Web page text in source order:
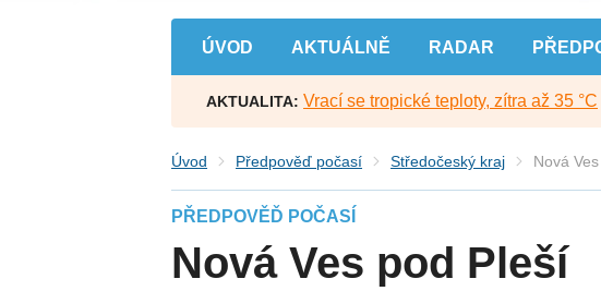
ÚVOD AKTUÁLNĚ RADAR
AKTUALITA: Vrací se tropické teploty, zítra až 35 °C
Úvod Předpověď počasí Středočeský kraj Nová
PŘEDPOVĚĎ POČASÍ
Nová Ves pod Pleší